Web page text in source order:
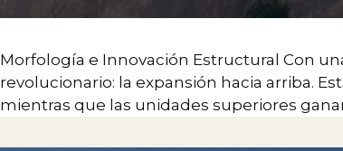
Morfología e Innovación Estructural Con
revolucionario: la expansión hacia arriba.
mientras que las unidades superiores